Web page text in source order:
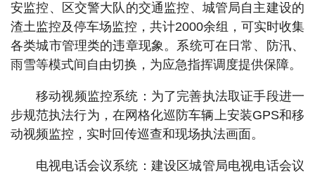
安监控、区交警大队的交通监控、城管局自主建设的
渣土监控及停车场监控，共计2000余组，可实时收集
各类城市管理类的违章现象。系统可在日常、防汛、
雨雪等模式间自由切换，为应急指挥调度提供保障。
移动视频监控系统：为了完善执法取证手段进一
步规范执法行为，在网格化巡防车辆上安装GPS和移
动视频监控，实时回传巡查和现场执法画面。
电视电话会议系统：建设区城管局电视电话会议